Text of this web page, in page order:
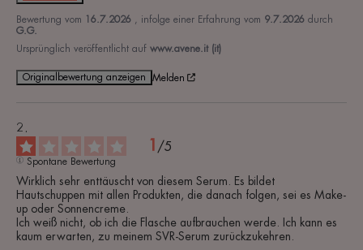
Bewertung vom 16.7.2026 , infolge einer Erfahrung vom 9.7.2026 durch
G.G.
Ursprünglich veröffentlicht auf www.avene.it (it)
Originalbewertung anzeigen Melden
1 /5
Spontane Bewertung
Wirklich sehr enttäuscht von diesem Serum. Es bildet
Hautschuppen mit allen Produkten, die danach folgen, sei es Make-
up oder Sonnencreme.
Ich weiß nicht, ob ich die Flasche aufbrauchen werde. Ich kann es
kaum erwarten, zu meinem SVR-Serum zurückzukehren.